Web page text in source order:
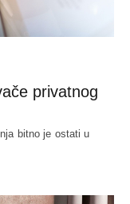
privatnog
bitno je ostati u